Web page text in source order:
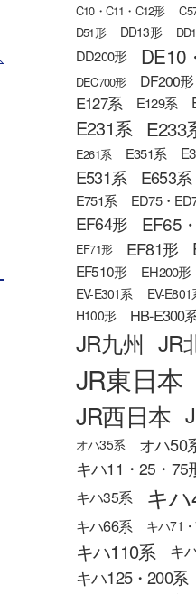
C10・C11・C12形
D51形
DD13形
DD200形 DE10
DEC700形 DF200形
E127系 E129系
E231系 E233
E261系 E351系
E531系 E653系
E751系 ED75・
EF64形 EF65
EF71形 EF81形
EF510形 EH200形
EV-E301系 EV-E801
H100形 HB-E300
JR九州 JR
JR東日本
JR西日本
オハ35系
オハ50
キハ11・25・75
キハ35系 キ
キハ66系
キハ71
キハ110系 キ
キハ125・200系